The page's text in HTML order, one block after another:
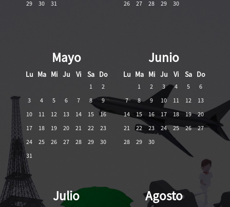
29
30 31
26
27 28 29 30
Mayo
Lu Ma Mi Ju Vi Sa Do
1
2
3
4 5 6 7 8
9
10
11 12 13 14 15
16
17
18 19 20 21 22
23
24
25 26 27 28 29
30
31
Junio
Lu Ma Mi Ju Vi Sa Do
1 2 3 4 5
6
7
8 9 10 11 12
13
14
15 16 17 18 19
20
21
22 23 24 25 26
27
28
29 30
Julio Agosto